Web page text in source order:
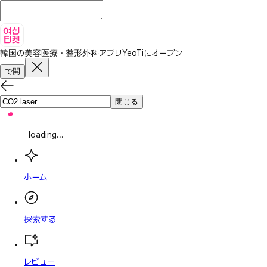
韓国の美容医療・整形外科アプリYeoTiにオープン
で開
閉じる
loading...
ホーム
探索する
レビュー